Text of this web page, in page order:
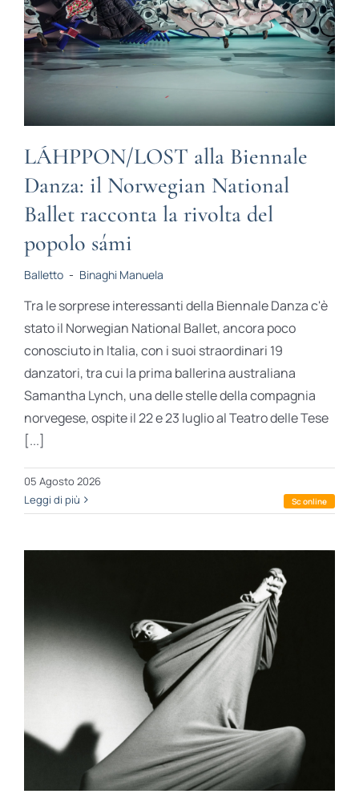
STUDI
RUBRICHE
LÁHPPON/LOST alla Biennale
Danza: il Norwegian National
Ballet racconta la rivolta del
popolo sámi
Balletto - Binaghi Manuela
Tra le sorprese interessanti della Biennale Danza c'è
stato il Norwegian National Ballet, ancora poco
conosciuto in Italia, con i suoi straordinari 19
danzatori, tra cui la prima ballerina australiana
Samantha Lynch, una delle stelle della compagnia
norvegese, ospite il 22 e 23 luglio al Teatro delle Tese
[...]
05 Agosto 2026
Leggi di più